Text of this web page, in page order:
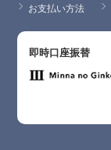
お支払い方法
即時口座振替